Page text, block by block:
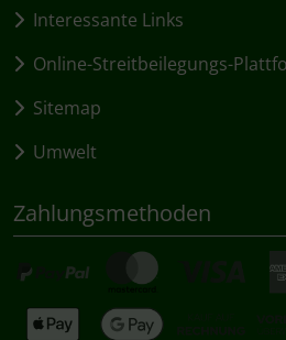
Interessante Links
Online-Streitbeilegungs-
Sitemap
Umwelt
Zahlungsmethoden